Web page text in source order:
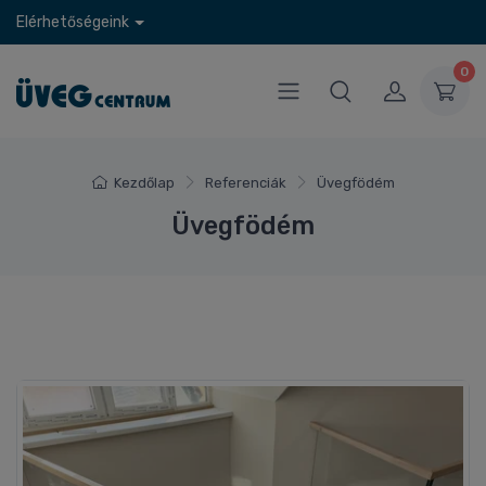
Elérhetőségeink
0
Kezdőlap Referenciák Üvegfödém
Üvegfödém